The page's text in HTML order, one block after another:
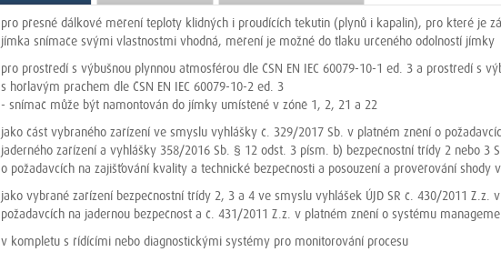
pro přesné dálkové měření teploty klidných i proudících tekutin (plynů i kapalin), pro které je
jímka snímače svými vlastnostmi vhodná, měření je možné do tlaku určeného odolností jímky
pro prostředí s výbušnou plynnou atmosférou dle ČSN EN IEC 60079-10-1 ed. 3 a prostředí s
s hořlavým prachem dle ČSN EN IEC 60079-10-2 ed. 3
- snímač může být namontován do jímky umístěné v zóně 1, 2, 21 a 22
jako část vybraného zařízení ve smyslu vyhlášky č. 329/2017 Sb. v platném znění o
jaderného zařízení a vyhlášky 358/2016 Sb. § 12 odst. 3 písm. b) bezpečnostní třídy 2 nebo 3
o požadavcích na zajišťování kvality a technické bezpečnosti a posouzení a prověřování shody
jako vybrané zařízení bezpečnostní třídy 2, 3 a 4 ve smyslu vyhlášek ÚJD SR č. 430/2011 Z.z.
požadavcích na jadernou bezpečnost a č. 431/2011 Z.z. v platném znění o systému
v kompletu s řídícími nebo diagnostickými systémy pro monitorování procesu